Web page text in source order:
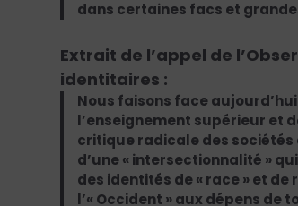
dans certaines facs et
Extrait de l’appel de
identitaires :
Nous faisons face
l’enseignement supérieur et
critique radicale des sociétés
d’une « intersectionnalité »
des identités de « race » et de
l’« Occident » aux dépens